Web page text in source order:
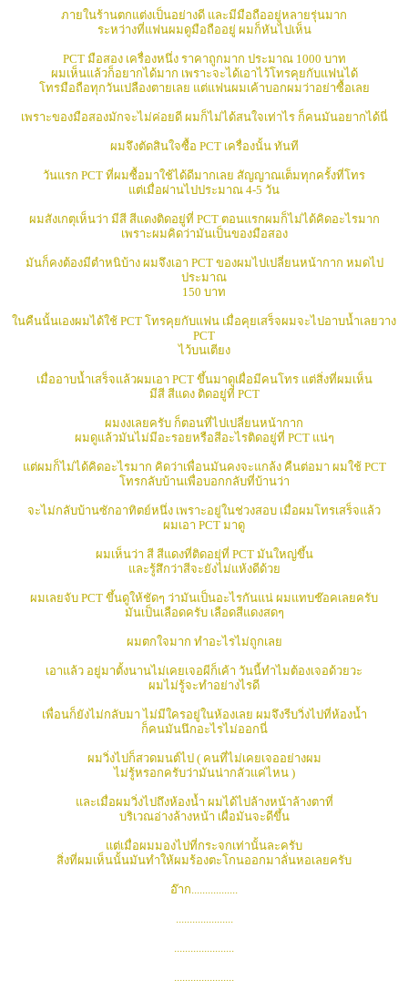
ภายในร้านตกแต่งเป็นอย่างดี และมีมือถืออยู่หลายรุ่นมาก
ระหว่างที่แฟนผมดูมือถืออยู่ ผมก็หันไปเห็น
PCT มือสอง เครื่องหนึ่ง ราคาถูกมาก ประมาณ 1000 บาท
ผมเห็นแล้วก็อยากได้มาก เพราะจะได้เอาไว้โทรคุยกับแฟนได้
โทรมือถือทุกวันเปลืองตายเลย แต่แฟนผมเค้าบอกผมว่าอย่าซื้อเลย
เพราะของมือสองมักจะไม่ค่อยดี ผมก็ไม่ได้สนใจเท่าไร ก็คนมันอยากได้นี่
ผมจึงตัดสินใจซื้อ PCT เครื่องนั้น ทันที
วันแรก PCT ที่ผมซื้อมาใช้ได้ดีมากเลย สัญญาณเต็มทุกครั้งที่โทร
แต่เมื่อผ่านไปประมาณ 4-5 วัน
ผมสังเกตุเห็นว่า มีสี สีแดงติดอยู่ที่ PCT ตอนแรกผมก็ไม่ได้คิดอะไรมาก
เพราะผมคิดว่ามันเป็นของมือสอง
มันก็คงต้องมีตำหนิบ้าง ผมจึงเอา PCT ของผมไปเปลี่ยนหน้ากาก หมดไป
ประมาณ
150 บาท
ในคืนนั้นเองผมได้ใช้ PCT โทรคุยกับแฟน เมื่อคุยเสร็จผมจะไปอาบน้ำเลยวาง
PCT
ไว้บนเตียง
เมื่ออาบน้ำเสร็จแล้วผมเอา PCT ขึ้นมาดูเผื่อมีคนโทร แต่สิ่งที่ผมเห็น
มีสี สีแดง ติดอยู่ที่ PCT
ผมงงเลยครับ ก็ตอนที่ไปเปลี่ยนหน้ากาก
ผมดูแล้วมันไม่มีอะรอยหรือสีอะไรติดอยู่ที่ PCT แน่ๆ
แต่ผมก็ไม่ได้คิดอะไรมาก คิดว่าเพื่อนมันคงจะแกล้ง คืนต่อมา ผมใช้ PCT
โทรกลับบ้านเพื่อบอกกลับที่บ้านว่า
จะไม่กลับบ้านซักอาทิตย์หนึ่ง เพราะอยู่ในช่วงสอบ เมื่อผมโทรเสร็จแล้ว
ผมเอา PCT มาดู
ผมเห็นว่า สี สีแดงที่ติดอยุ่ที่ PCT มันใหญ่ขึ้น
และรู้สึกว่าสีจะยังไม่แห้งดีด้วย
ผมเลยจับ PCT ขึ้นดูให้ชัดๆ ว่ามันเป็นอะไรกันแน่ ผมแทบช๊อคเลยครับ
มันเป็นเลือดครับ เลือดสีแดงสดๆ
ผมตกใจมาก ทำอะไรไม่ถูกเลย
เอาแล้ว อยู่มาตั้งนานไม่เคยเจอผีก็เค้า วันนี้ทำไมต้องเจอด้วยวะ
ผมไม่รู้จะทำอย่างไรดี
เพื่อนก็ยังไม่กลับมา ไม่มีใครอยู่ในห้องเลย ผมจึงรีบวิ่งไปที่ห้องน้ำ
ก็คนมันนึกอะไรไม่ออกนี่
ผมวิ่งไปก็สวดมนต์ไป ( คนที่ไม่เคยเจออย่างผม
ไม่รู้หรอกครับว่ามันน่ากลัวแค่ไหน )
และเมื่อผมวิ่งไปถึงห้องน้ำ ผมได้ไปล้างหน้าล้างตาที่
บริเวณอ่างล้างหน้า เผื่อมันจะดีขึ้น
แต่เมื่อผมมองไปที่กระจกเท่านั้นละครับ
สิ่งที่ผมเห็นนั้นมันทำให้ผมร้องตะโกนออกมาลั่นหอเลยครับ
อ๊าก.................
.....................
......................
......................